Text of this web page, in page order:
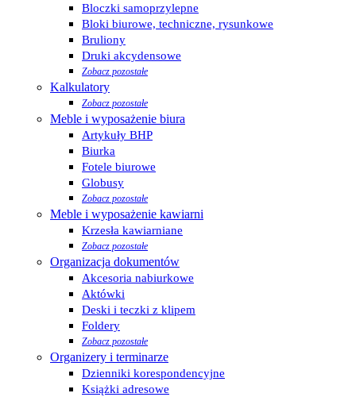
Bloczki samoprzylepne
Bloki biurowe, techniczne, rysunkowe
Bruliony
Druki akcydensowe
Zobacz pozostałe
Kalkulatory
Zobacz pozostałe
Meble i wyposażenie biura
Artykuły BHP
Biurka
Fotele biurowe
Globusy
Zobacz pozostałe
Meble i wyposażenie kawiarni
Krzesła kawiarniane
Zobacz pozostałe
Organizacja dokumentów
Akcesoria nabiurkowe
Aktówki
Deski i teczki z klipem
Foldery
Zobacz pozostałe
Organizery i terminarze
Dzienniki korespondencyjne
Książki adresowe